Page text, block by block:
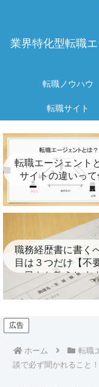
業界特化型転職
転職ノウハウ
転職サイト
転職エージェント
サイトの違いって
職務経歴書に書く
目は３つだけ【不
目もお教えしま
広告
ホーム 転職
談で必ず聞かれること！